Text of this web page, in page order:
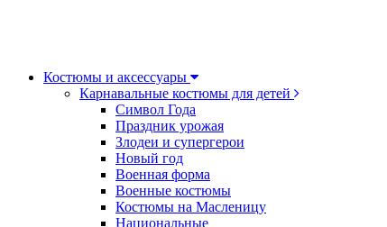
Костюмы и аксессуары
Карнавальные костюмы для детей
Символ Года
Праздник урожая
Злодеи и супергерои
Новый год
Военная форма
Военные костюмы
Костюмы на Масленицу
Национальные